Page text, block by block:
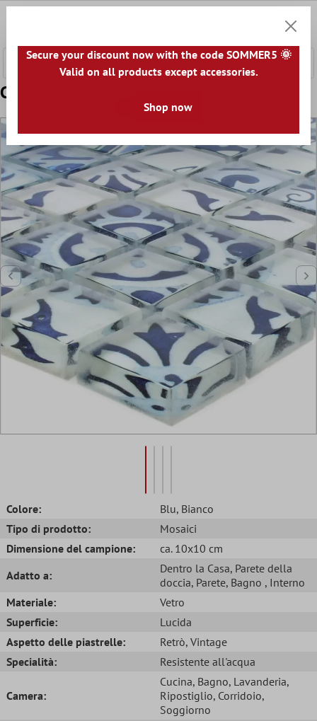
Campione Mosaico Vetro Inspiration Blu
Colore: Blu, Bianco
Tipo di prodotto:
Mosaici
Dimensione del campione:
ca. 10x10 cm
Adatto a:
Dentro la Casa, Parete della
doccia, Parete, Bagno , Interno
Materiale:
Vetro
Superficie:
Lucida
Aspetto delle piastrelle:
Retrò, Vintage
Specialità:
Resistente all'acqua
Camera:
Cucina, Bagno, Lavanderia,
Ripostiglio, Corridoio,
Soggiorno
Secure your discount now with the code SOMMER5 🌞
Valid on all products except accessories.
Shop now